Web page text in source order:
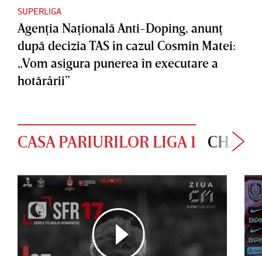
SUPERLIGA
Agenţia Naţională Anti-Doping, anunţ
după decizia TAS în cazul Cosmin Matei:
„Vom asigura punerea în executare a
hotărârii”
CASA PARIURILOR LIGA 1